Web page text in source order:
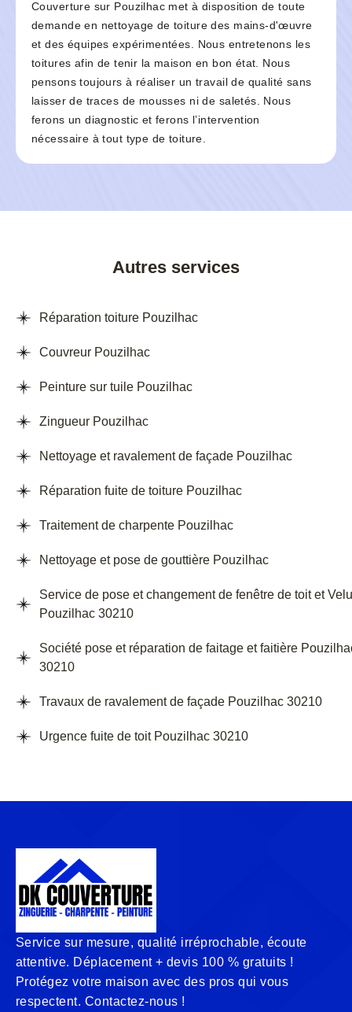
Couverture sur Pouzilhac met à disposition de toute
demande en nettoyage de toiture des mains-d'œuvre
et des équipes expérimentées. Nous entretenons les
toitures afin de tenir la maison en bon état. Nous
pensons toujours à réaliser un travail de qualité sans
laisser de traces de mousses ni de saletés. Nous
ferons un diagnostic et ferons l’intervention
nécessaire à tout type de toiture.
Autres services
Réparation toiture Pouzilhac
Couvreur Pouzilhac
Peinture sur tuile Pouzilhac
Zingueur Pouzilhac
Nettoyage et ravalement de façade Pouzilhac
Réparation fuite de toiture Pouzilhac
Traitement de charpente Pouzilhac
Nettoyage et pose de gouttière Pouzilhac
Service de pose et changement de fenêtre de toit et
Pouzilhac 30210
Société pose et réparation de faitage et faitière
30210
Travaux de ravalement de façade Pouzilhac 30210
Urgence fuite de toit Pouzilhac 30210
Service sur mesure, qualité irréprochable, écoute
attentive. Déplacement + devis 100 % gratuits !
Protégez votre maison avec des pros qui vous
respectent. Contactez-nous !